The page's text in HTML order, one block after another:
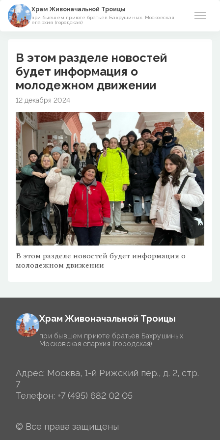
Храм Живоначальной Троицы
при бывшем приюте братьев Бахрушиных. Московская
епархия (городская)
Прихожанам
Азы православия
Виртуальный музей
Поминовения
Контакты
В этом разделе новостей
будет информация о
молодежном движении
12 декабря 2024
В этом разделе новостей будет информация о
молодежном движении
Храм Живоначальной Троицы
при бывшем приюте братьев Бахрушиных.
Московская епархия (городская)
Адрес: Москва, 1-й Рижский пер., д. 2, стр.
7
Телефон: +7 (495) 682 02 05
© Все права защищены